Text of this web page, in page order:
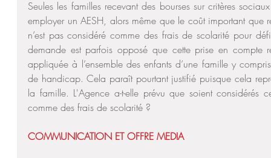
Seules les familles recevant des bourses sur critères
employer un AESH, alors même que le coût important que
n’est pas considéré comme des frais de scolarité pour
demande est parfois opposé que cette prise en compte
appliquée à l’ensemble des enfants d’une famille y
de handicap. Cela paraît pourtant justifié puisque cela
la famille. L'Agence a-t-elle prévu que soient considérés
comme des frais de scolarité ?
COMMUNICATION ET OFFRE MEDIA